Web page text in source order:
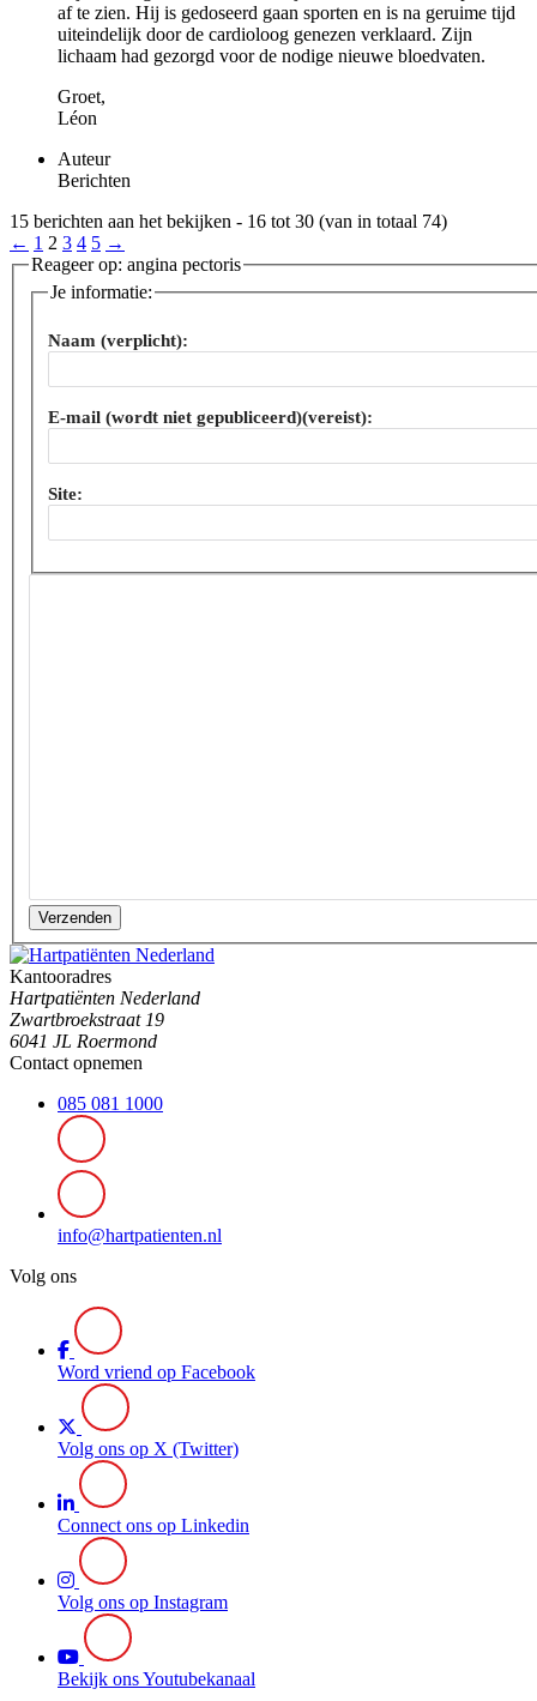
af te zien. Hij is gedoseerd gaan sporten en is na geruime tijd
uiteindelijk door de cardioloog genezen verklaard. Zijn
lichaam had gezorgd voor de nodige nieuwe bloedvaten.
Groet,
Léon
Auteur
Berichten
15 berichten aan het bekijken - 16 tot 30 (van in totaal 74)
← 1 2 3 4 5 →
Reageer op: angina pectoris
Je informatie:
Naam (verplicht):
E-mail (wordt niet gepubliceerd)(vereist):
Site:
Verzenden
Kantooradres
Hartpatiënten Nederland
Zwartbroekstraat 19
6041 JL Roermond
Contact opnemen
085 081 1000
info@hartpatienten.nl
Volg ons
Word vriend op Facebook
Volg ons op X (Twitter)
Connect ons op Linkedin
Volg ons op Instagram
Bekijk ons Youtubekanaal